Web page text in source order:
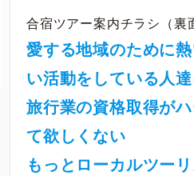
合宿ツアー案内チラシ（裏
愛する地域のために
い活動をしている人達
旅行業の資格取得が
て欲しくない
もっとローカルツー